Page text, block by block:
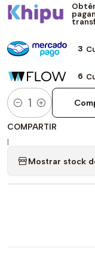
3
6
Cantidad
COMPARTIR
|
Mostrar stock